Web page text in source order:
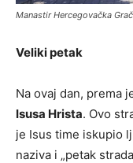
Manastir Hercegovačka
Veliki petak
Na ovaj dan, prema
Isusa Hrista. Ovo
je Isus time iskupio
naziva i „petak